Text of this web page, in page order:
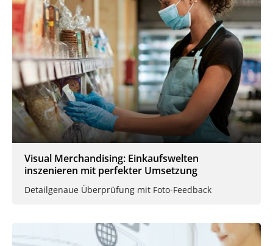
Visual Merchandising: Einkaufswelten
inszenieren mit perfekter Umsetzung
Detailgenaue Überprüfung mit Foto-Feedback